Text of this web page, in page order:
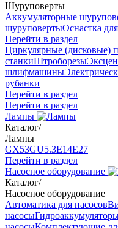
Шуруповерты
Аккумуляторные
шуруповертыОснастка
Перейти в раздел
Циркулярные (дисковые)
станкиШтроборезы
шлифмашины
рубанки
Перейти в раздел
Перейти в раздел
Лампы
Каталог/
Лампы
GX53GU5.3Е14Е27
Перейти в раздел
Насосное оборудование
Каталог/
Насосное оборудование
Автоматика для насосов
насосы